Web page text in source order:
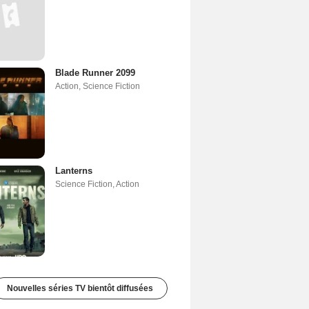
Blade Runner 2099
Action, Science Fiction
Lanterns
Science Fiction,Action
Nouvelles séries TV bientôt diffusées